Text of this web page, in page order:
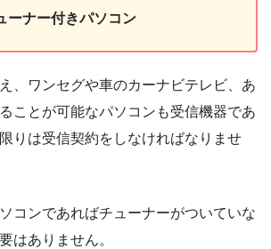
ーナー付きパソコン
、ワンセグや車のカーナビテレビ、あ
ことが可能なパソコンも受信機器であ
りは受信契約をしなければなりませ
コンであればチューナーがついていな
はありません。